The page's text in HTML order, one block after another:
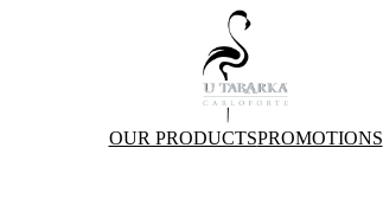
OUR PRODUCTSPROMOTIONS